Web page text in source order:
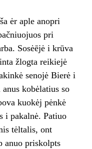
ėr aple anopri
pri
Sosėējė i krūva
žlogta reikiejė
senojė Bierė i
kobėlatius so
kuokėj pėnkė
i pakalnė. Patiuo
tėltalis, ont
anuo priskolpts